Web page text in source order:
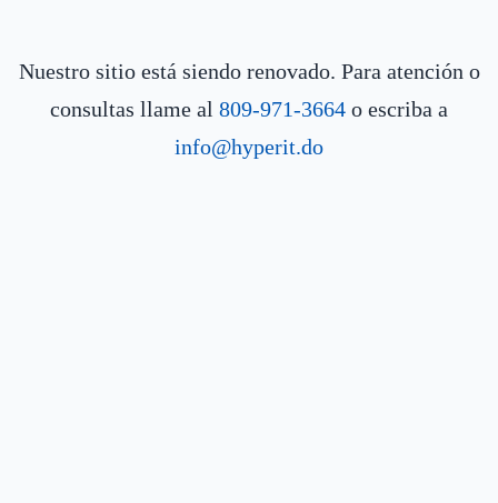
Nuestro sitio está siendo renovado. Para atención o
consultas llame al 809-971-3664 o escriba a
info@hyperit.do